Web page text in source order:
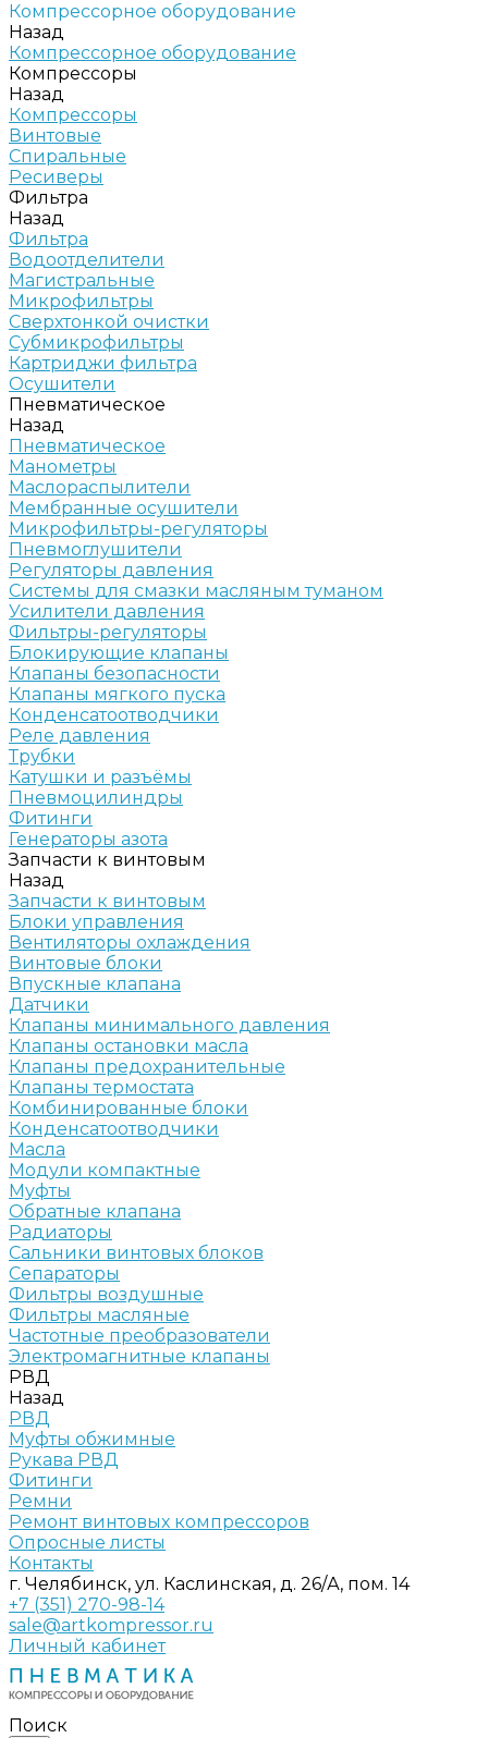
Компрессорное оборудование
Назад
Компрессорное оборудование
Компрессоры
Назад
Компрессоры
Винтовые
Спиральные
Ресиверы
Фильтра
Назад
Фильтра
Водоотделители
Магистральные
Микрофильтры
Сверхтонкой очистки
Субмикрофильтры
Картриджи фильтра
Осушители
Пневматическое
Назад
Пневматическое
Манометры
Маслораспылители
Мембранные осушители
Микрофильтры-регуляторы
Пневмоглушители
Регуляторы давления
Системы для смазки масляным туманом
Усилители давления
Фильтры-регуляторы
Блокирующие клапаны
Клапаны безопасности
Клапаны мягкого пуска
Конденсатоотводчики
Реле давления
Трубки
Катушки и разъёмы
Пневмоцилиндры
Фитинги
Генераторы азота
Запчасти к винтовым
Назад
Запчасти к винтовым
Блоки управления
Вентиляторы охлаждения
Винтовые блоки
Впускные клапана
Датчики
Клапаны минимального давления
Клапаны остановки масла
Клапаны предохранительные
Клапаны термостата
Комбинированные блоки
Конденсатоотводчики
Масла
Модули компактные
Муфты
Обратные клапана
Радиаторы
Сальники винтовых блоков
Сепараторы
Фильтры воздушные
Фильтры масляные
Частотные преобразователи
Электромагнитные клапаны
РВД
Назад
РВД
Муфты обжимные
Рукава РВД
Фитинги
Ремни
Ремонт винтовых компрессоров
Опросные листы
Контакты
г. Челябинск, ул. Каслинская, д. 26/А, пом. 14
+7 (351) 270-98-14
sale@artkompressor.ru
Личный кабинет
Поиск